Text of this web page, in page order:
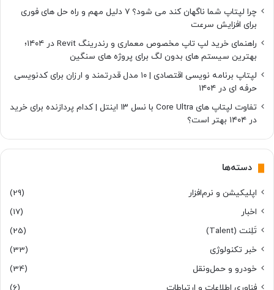
چرا لپتاپ شما ناگهان کند می شود؟ ۷ دلیل مهم و راه حل های فوری
برای افزایش سرعت
راهنمای خرید لپ تاپ مخصوص معماری و رندرینگ Revit در ۱۴۰۴؛
بهترین سیستم های بدون لگ برای پروژه های سنگین
لپتاپ برنامه نویسی اقتصادی | ۱۰ مدل قدرتمند و ارزان برای کدنویسی
حرفه ای در ۱۴۰۴
تفاوت لپتاپ های Core Ultra با نسل ۱۳ اینتل | کدام پردازنده برای خرید
در ۱۴۰۴ بهتر است؟
دسته‌ها
اپلیکیشن و نرم‌افزار
(29)
اخبار
(17)
تَلِنت (Talent)
(25)
خبر تکنولوژی
(33)
خودرو و حمل‌و‌نقل
(34)